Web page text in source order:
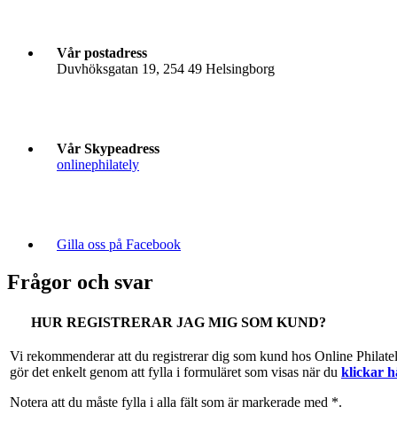
Vår postadress
Duvhöksgatan 19, 254 49 Helsingborg
Vår Skypeadress
onlinephilately
Gilla oss på Facebook
Frågor och svar
HUR REGISTRERAR JAG MIG SOM KUND?
Vi rekommenderar att du registrerar dig som kund hos Online
gör det enkelt genom att fylla i formuläret som visas när du klickar
Notera att du måste fylla i alla fält som är markerade med *.